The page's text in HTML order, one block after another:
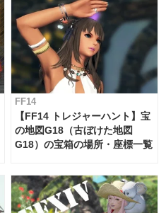
FF14
【FF14 トレジャーハント】宝
の地図G18（古ぼけた地図
G18）の宝箱の場所・座標一覧